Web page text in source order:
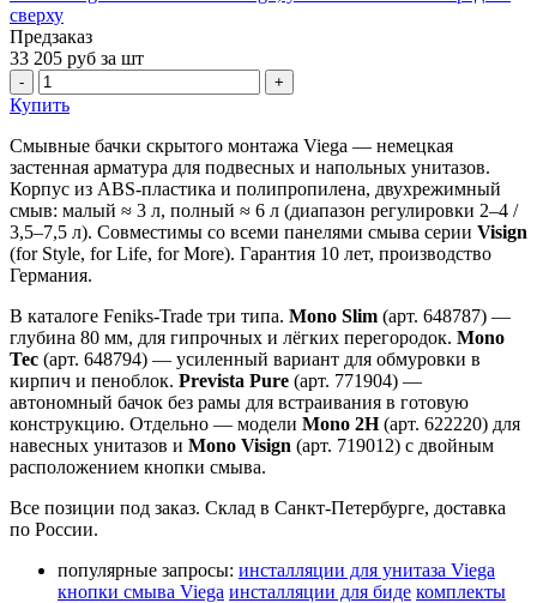
сверху
Предзаказ
33 205 руб за шт
- +
Купить
Смывные бачки скрытого монтажа Viega — немецкая
застенная арматура для подвесных и напольных унитазов.
Корпус из ABS-пластика и полипропилена, двухрежимный
смыв: малый ≈ 3 л, полный ≈ 6 л (диапазон регулировки 2–4 /
3,5–7,5 л). Совместимы со всеми панелями смыва серии Visign
(for Style, for Life, for More). Гарантия 10 лет, производство
Германия.
В каталоге Feniks‑Trade три типа. Mono Slim (арт. 648787) —
глубина 80 мм, для гипрочных и лёгких перегородок. Mono
Tec (арт. 648794) — усиленный вариант для обмуровки в
кирпич и пеноблок. Prevista Pure (арт. 771904) —
автономный бачок без рамы для встраивания в готовую
конструкцию. Отдельно — модели Mono 2H(арт. 622220) для
навесных унитазов и Mono Visign (арт. 719012) с двойным
расположением кнопки смыва.
Все позиции под заказ. Склад в Санкт-Петербурге, доставка
по России.
популярные запросы: инсталляции для унитаза Viega
кнопки смыва Viega инсталляции для биде комплекты